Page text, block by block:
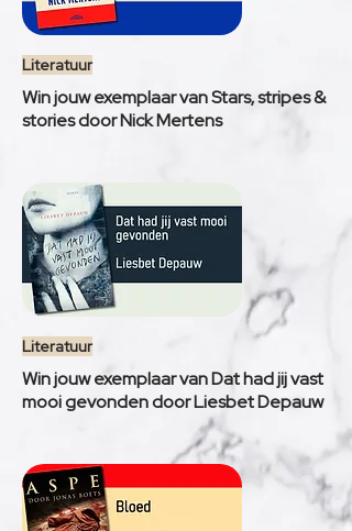
Literatuur
Win jouw exemplaar van Stars, stripes &
stories door Nick Mertens
Literatuur
Win jouw exemplaar van Dat had jij vast
mooi gevonden door Liesbet Depauw